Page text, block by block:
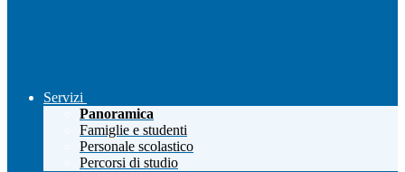
Servizi
Panoramica
Famiglie e studenti
Personale scolastico
Percorsi di studio